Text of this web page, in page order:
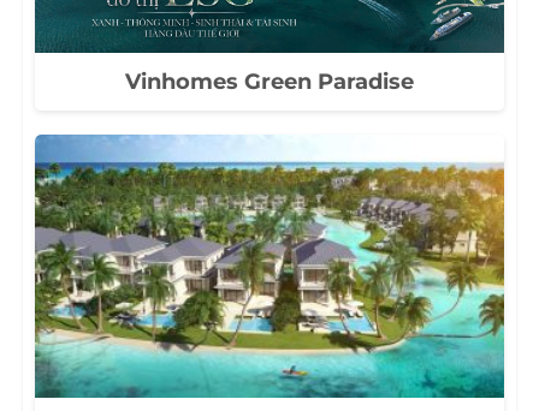
Vinhomes Green Paradise